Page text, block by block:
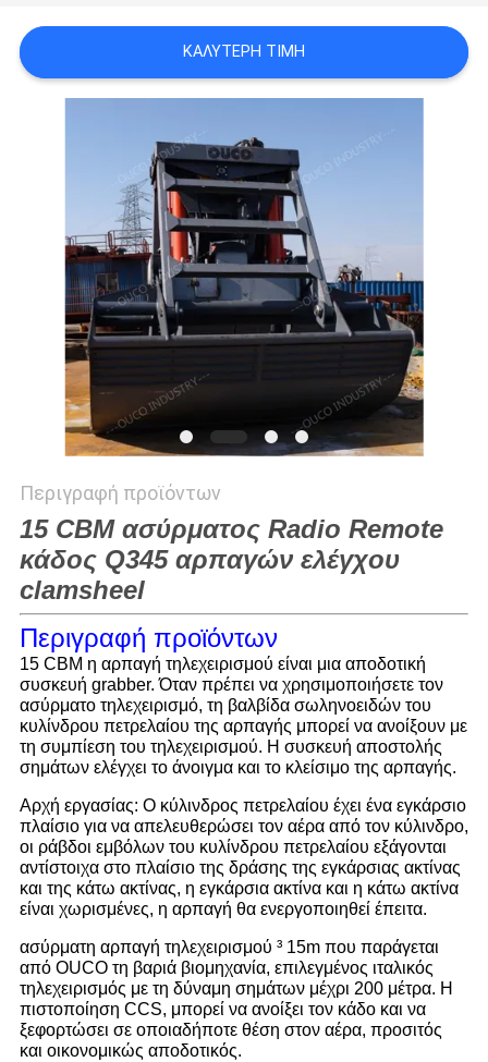
CONTACT
US
ΠΟΛΙΤΙΚΉ
ΑΠΟΡΡΉΤΟΥ
ΚΑΛΎΤΕΡΗ ΤΙΜΉ
Περιγραφή προϊόντων
15 CBM ασύρματος Radio Remote
κάδος Q345 αρπαγών ελέγχου
clamsheel
Περιγραφή προϊόντων
15 CBM η αρπαγή τηλεχειρισμού είναι μια αποδοτική
συσκευή grabber. Όταν πρέπει να χρησιμοποιήσετε τον
ασύρματο τηλεχειρισμό, τη βαλβίδα σωληνοειδών του
κυλίνδρου πετρελαίου της αρπαγής μπορεί να ανοίξουν με
τη συμπίεση του τηλεχειρισμού. Η συσκευή αποστολής
σημάτων ελέγχει το άνοιγμα και το κλείσιμο της αρπαγής.
Αρχή εργασίας: Ο κύλινδρος πετρελαίου έχει ένα εγκάρσιο
πλαίσιο για να απελευθερώσει τον αέρα από τον κύλινδρο,
οι ράβδοι εμβόλων του κυλίνδρου πετρελαίου εξάγονται
αντίστοιχα στο πλαίσιο της δράσης της εγκάρσιας ακτίνας
και της κάτω ακτίνας, η εγκάρσια ακτίνα και η κάτω ακτίνα
είναι χωρισμένες, η αρπαγή θα ενεργοποιηθεί έπειτα.
ασύρματη αρπαγή τηλεχειρισμού ³ 15m που παράγεται
από OUCO τη βαριά βιομηχανία, επιλεγμένος ιταλικός
τηλεχειρισμός με τη δύναμη σημάτων μέχρι 200 μέτρα. Η
πιστοποίηση CCS, μπορεί να ανοίξει τον κάδο και να
ξεφορτώσει σε οποιαδήποτε θέση στον αέρα, προσιτός
και οικονομικώς αποδοτικός.